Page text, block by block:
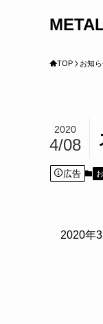
TOP お知
2020
4/08
広告
2020年